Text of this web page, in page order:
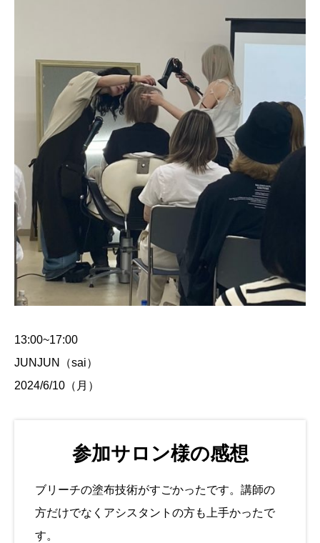
13:00~17:00
JUNJUN（sai）
2024/6/10（月）
参加サロン様の感想
ブリーチの塗布技術がすごかったです。講師の
方だけでなくアシスタントの方も上手かったで
す。